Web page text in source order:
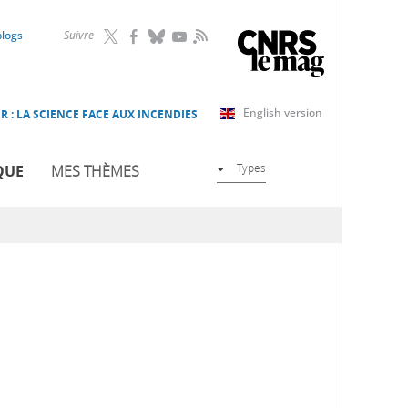
Suivre RSS
English version
: LA SCIENCE FACE AUX INCENDIES
MES THÈMES Types